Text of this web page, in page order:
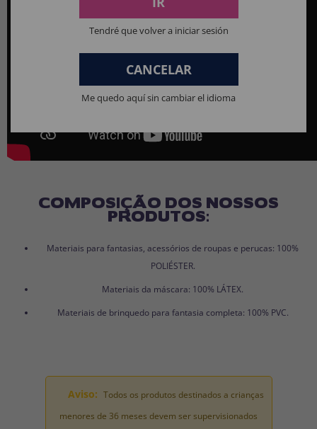
COMPOSIÇÃO DOS NOSSOS
PRODUTOS:
Materiais para fantasias, acessórios de roupas e perucas: 100%
POLIÉSTER.
Materiais da máscara: 100% LÁTEX.
Materiais de brinquedo para fantasia completa: 100% PVC.
Aviso: Todos os produtos destinados a crianças
menores de 36 meses devem ser supervisionados
Tendré que volver a iniciar sesión
CANCELAR
Me quedo aquí sin cambiar el idioma